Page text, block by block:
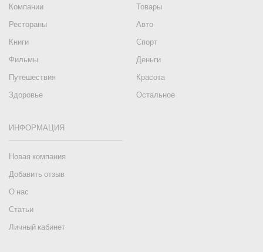
Компании
Товары
Рестораны
Авто
Книги
Спорт
Фильмы
Деньги
Путешествия
Красота
Здоровье
Остальное
ИНФОРМАЦИЯ
Новая компания
Добавить отзыв
О нас
Статьи
Личный кабинет